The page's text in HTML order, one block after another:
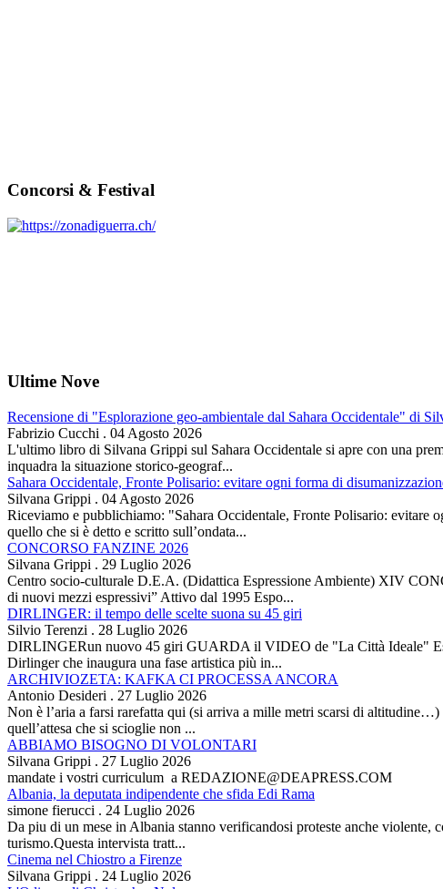
Concorsi & Festival
Ultime Nove
Recensione di "Esplorazione geo-ambientale dal Sahara Occidentale" di
Fabrizio Cucchi . 04 Agosto 2026
L'ultimo libro di Silvana Grippi sul Sahara Occidentale si apre con una
inquadra la situazione storico-geograf...
Sahara Occidentale, Fronte Polisario: evitare ogni forma di
Silvana Grippi . 04 Agosto 2026
Riceviamo e pubblichiamo: "Sahara Occidentale, Fronte Polisario: evitare
quello che si è detto e scritto sull’ondata...
CONCORSO FANZINE 2026
Silvana Grippi . 29 Luglio 2026
Centro socio-culturale D.E.A. (Didattica Espressione Ambiente) XIV
di nuovi mezzi espressivi” Attivo dal 1995 Espo...
DIRLINGER: il tempo delle scelte suona su 45 giri
Silvio Terenzi . 28 Luglio 2026
DIRLINGERun nuovo 45 giri GUARDA il VIDEO de "La Città Ideale"
Dirlinger che inaugura una fase artistica più in...
ARCHIVIOZETA: KAFKA CI PROCESSA ANCORA
Antonio Desideri . 27 Luglio 2026
Non è l’aria a farsi rarefatta qui (si arriva a mille metri scarsi di
quell’attesa che si scioglie non ...
ABBIAMO BISOGNO DI VOLONTARI
Silvana Grippi . 27 Luglio 2026
mandate i vostri curriculum a REDAZIONE@DEAPRESS.COM
Albania, la deputata indipendente che sfida Edi Rama
simone fierucci . 24 Luglio 2026
Da piu di un mese in Albania stanno verificandosi proteste anche
turismo.Questa intervista tratt...
Cinema nel Chiostro a Firenze
Silvana Grippi . 24 Luglio 2026